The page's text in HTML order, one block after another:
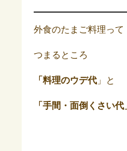
外食のたまご料理って
つまるところ
「料理のウデ代」と
「手間・面倒くさい代